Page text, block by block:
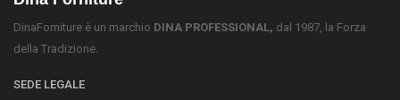
DinaForniture è un marchio DINA PROFESSIONAL, dal 1987, la Forza
della Tradizione.
SEDE LEGALE